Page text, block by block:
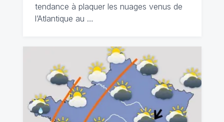
tendance à plaquer les nuages venus de
l’Atlantique au …